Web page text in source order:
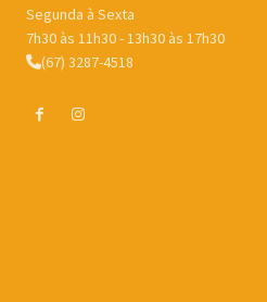
Segunda à Sexta
7h30 às 11h30 - 13h30 às 17h30
(67) 3287-4518